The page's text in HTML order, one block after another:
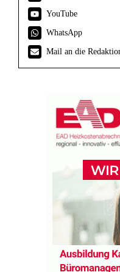
YouTube
WhatsApp
Mail an die